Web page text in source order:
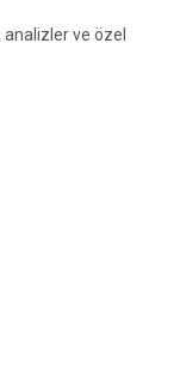
analizler ve özel